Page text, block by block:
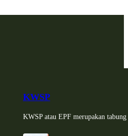
KWSP
KWSP atau EPF merupakan